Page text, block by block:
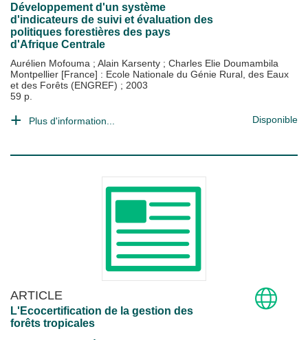
Développement d'un système
d'indicateurs de suivi et évaluation des
politiques forestières des pays
d'Afrique Centrale
Aurélien Mofouma ; Alain Karsenty ; Charles Elie Doumambila
Montpellier [France] : Ecole Nationale du Génie Rural, des Eaux
et des Forêts (ENGREF) ; 2003
59 p.
Plus d'information... Disponible
ARTICLE
L'Ecocertification de la gestion des
forêts tropicales